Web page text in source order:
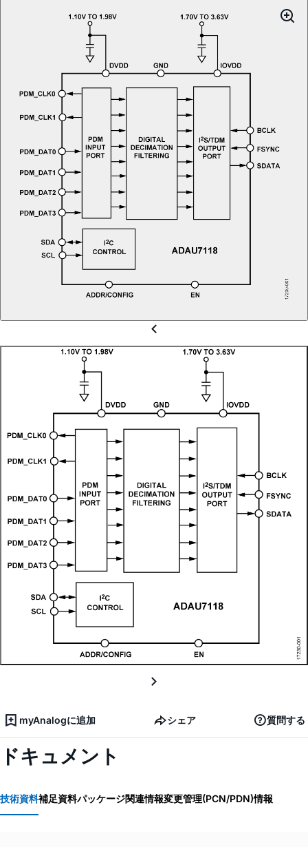
myAnalogに追加 シェア 質問する
ドキュメント
技術資料補足資料パッケージ関連情報変更管理(PCN/PDN)情報